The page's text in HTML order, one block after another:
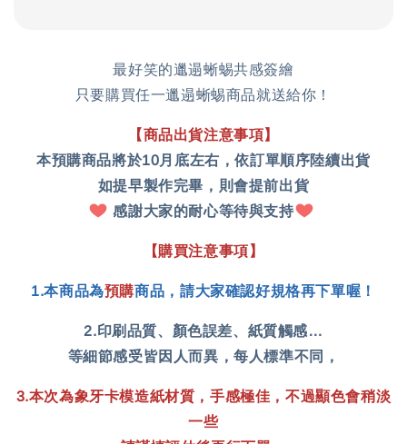
最好笑的邋遢蜥蜴共感簽繪
只要購買任一邋遢蜥蜴商品就送給你！
【商品出貨注意事項】
本預購商品將於10月底左右，依訂單順序陸續出貨
如提早製作完畢，則會提前出貨
感謝大家的耐心等待與支持
【購買注意事項】
1.本商品為預購商品 ， 請大家確認好規格再下單喔！
2.印刷品質、顏色誤差、紙質觸感…
等細節感受皆因人而異，每人標準不同，
3.本次為象牙卡模造紙材質，手感極佳，不過顯色會稍淡
一些